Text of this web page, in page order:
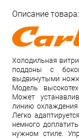
Описание товара:
Холодильная
поддоны с
выдвинутыми
Модель
Может
линию
Легко
немного
нужном стиле.